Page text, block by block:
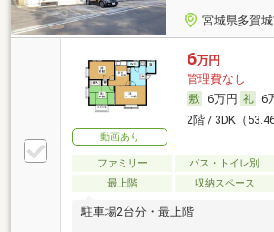
宮城県多賀
動画あり
6万円
管理費なし
6万円
6
2階 / 3DK（
ファミリー バス・トイレ別
最上階
収納スペース
駐車場2台分・最上階